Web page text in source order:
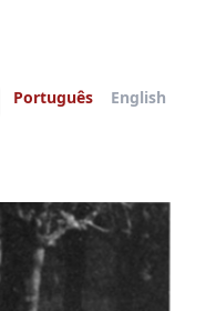
Português English